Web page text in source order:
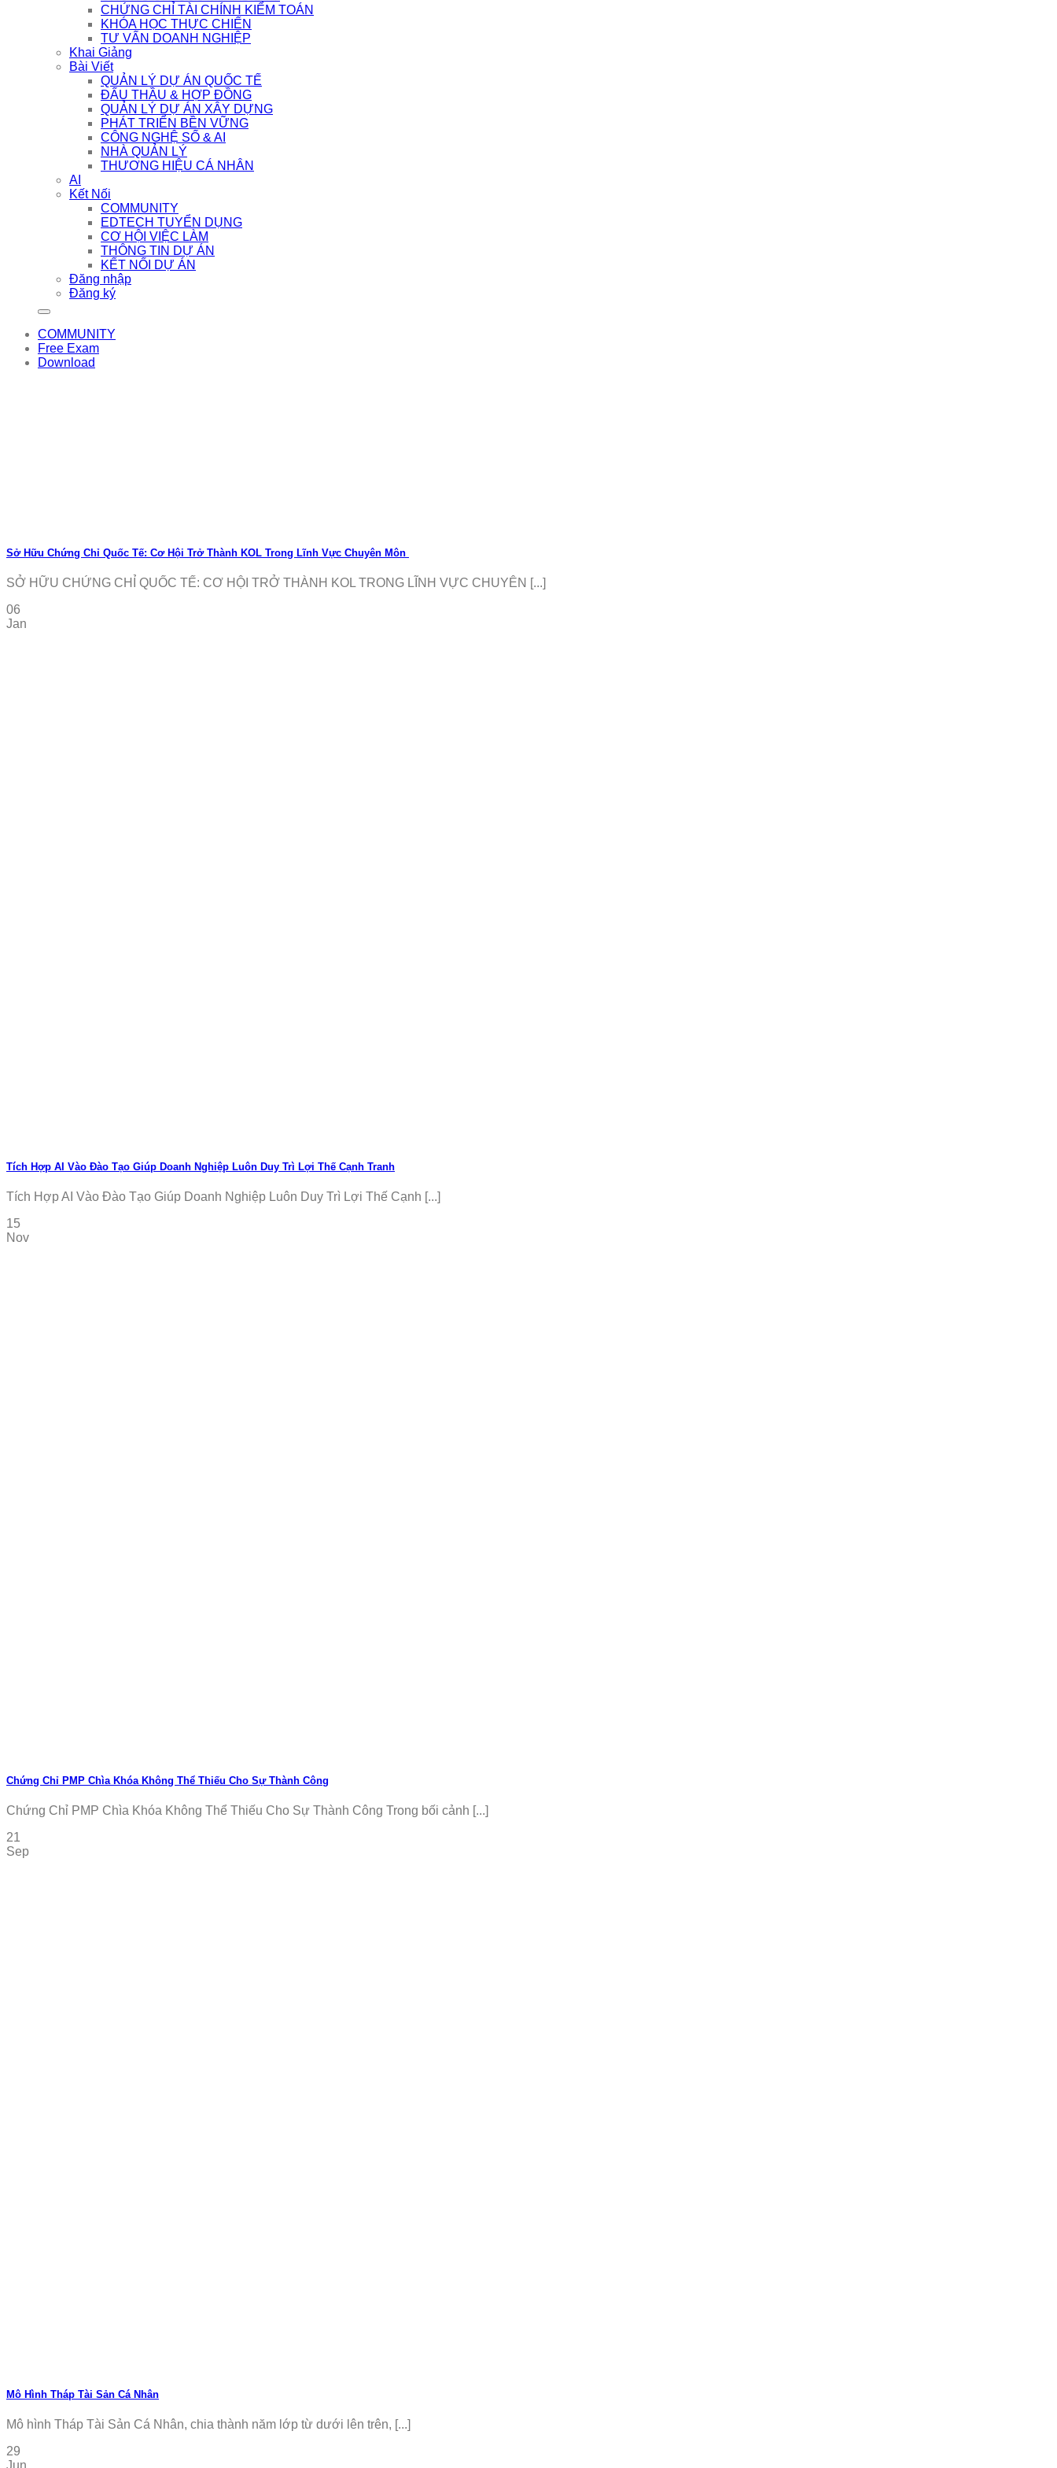
CHỨNG CHỈ TÀI CHÍNH KIỂM TOÁN
KHÓA HỌC THỰC CHIẾN
TƯ VẤN DOANH NGHIỆP
Khai Giảng
Bài Viết
QUẢN LÝ DỰ ÁN QUỐC TẾ
ĐẤU THẦU & HỢP ĐỒNG
QUẢN LÝ DỰ ÁN XÂY DỰNG
PHÁT TRIỂN BỀN VỮNG
CÔNG NGHỆ SỐ & AI
NHÀ QUẢN LÝ
THƯƠNG HIỆU CÁ NHÂN
AI
Kết Nối
COMMUNITY
EDTECH TUYỂN DỤNG
CƠ HỘI VIỆC LÀM
THÔNG TIN DỰ ÁN
KẾT NỐI DỰ ÁN
Đăng nhập
Đăng ký
COMMUNITY
Free Exam
Download
Sở Hữu Chứng Chỉ Quốc Tế: Cơ Hội Trở Thành KOL Trong Lĩnh Vực Chuyên Môn
SỞ HỮU CHỨNG CHỈ QUỐC TẾ: CƠ HỘI TRỞ THÀNH KOL TRONG LĨNH VỰC CHUYÊN [...]
06
Jan
Tích Hợp AI Vào Đào Tạo Giúp Doanh Nghiệp Luôn Duy Trì Lợi Thế Cạnh Tranh
Tích Hợp AI Vào Đào Tạo Giúp Doanh Nghiệp Luôn Duy Trì Lợi Thế Cạnh [...]
15
Nov
Chứng Chỉ PMP Chìa Khóa Không Thể Thiếu Cho Sự Thành Công
Chứng Chỉ PMP Chìa Khóa Không Thể Thiếu Cho Sự Thành Công Trong bối cảnh [...]
21
Sep
Mô Hình Tháp Tài Sản Cá Nhân
Mô hình Tháp Tài Sản Cá Nhân, chia thành năm lớp từ dưới lên trên, [...]
29